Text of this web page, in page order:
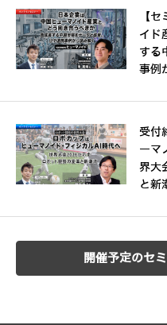
【
イド
する
事例
受付
ーマ
界大
と新
開催予定のセ